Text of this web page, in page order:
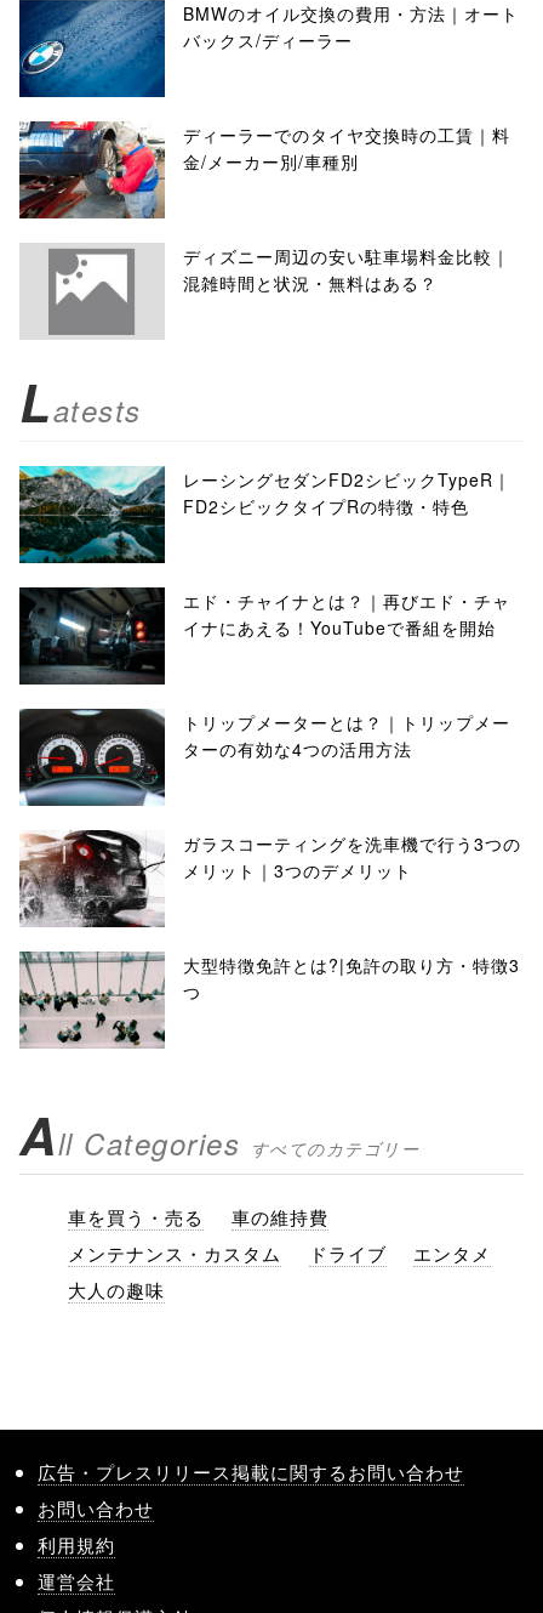
BMWのオイル交換の費用・方法｜オート
バックス/ディーラー
ディーラーでのタイヤ交換時の工賃｜料
金/メーカー別/車種別
ディズニー周辺の安い駐車場料金比較｜
混雑時間と状況・無料はある？
Latests
レーシングセダンFD2シビックTypeR｜
FD2シビックタイプRの特徴・特色
エド・チャイナとは？｜再びエド・チャ
イナにあえる！YouTubeで番組を開始
トリップメーターとは？｜トリップメー
ターの有効な4つの活用方法
ガラスコーティングを洗車機で行う3つの
メリット｜3つのデメリット
大型特徴免許とは?|免許の取り方・特徴3
つ
All Categories すべてのカテゴリー
車を買う・売る
車の維持費
メンテナンス・カスタム
ドライブ
エンタメ
大人の趣味
広告・プレスリリース掲載に関するお問い合わせ
お問い合わせ
利用規約
運営会社